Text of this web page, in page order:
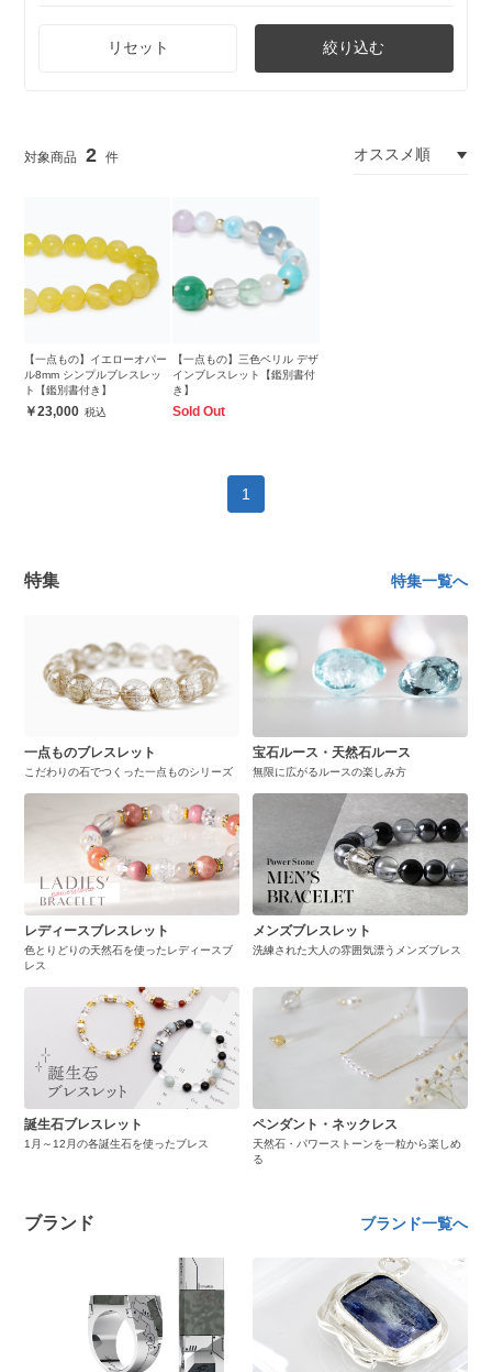
リセット 絞り込む
2
【一点もの】イエローオパー
ル8mm シンプルブレスレッ
ト【鑑別書付き】
23,000
【一点もの】三色ベリル デザ
インブレスレット【鑑別書付
き】
Sold Out
1
特集 特集一覧へ
一点ものブレスレット
こだわりの石でつくった一点ものシリーズ
宝石ルース・天然石ルース
無限に広がるルースの楽しみ方
レディースブレスレット
色とりどりの天然石を使ったレディースブ
レス
メンズブレスレット
洗練された大人の雰囲気漂うメンズブレス
誕生石ブレスレット
1月～12月の各誕生石を使ったブレス
ペンダント・ネックレス
天然石・パワーストーンを一粒から楽しめ
る
ブランド ブランド一覧へ